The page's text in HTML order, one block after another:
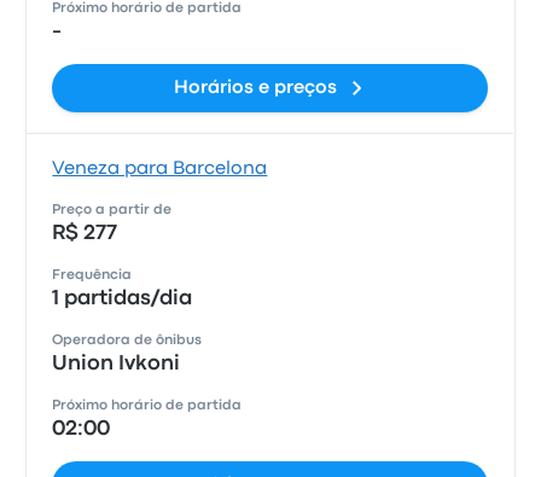
Próximo horário de partida
-
Horários e preços
Veneza para Barcelona
Preço a partir de
R$ 277
Frequência
1 partidas/dia
Operadora de ônibus
Union Ivkoni
Próximo horário de partida
02:00